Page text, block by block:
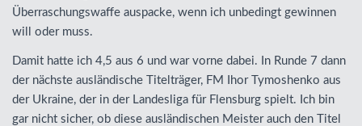
Überraschungswaffe auspacke, wenn ich unbedingt gewinnen
will oder muss.
Damit hatte ich 4,5 aus 6 und war vorne dabei. In Runde 7 dann
der nächste ausländische Titelträger, FM Ihor Tymoshenko aus
der Ukraine, der in der Landesliga für Flensburg spielt. Ich bin
gar nicht sicher, ob diese ausländischen Meister auch den Titel